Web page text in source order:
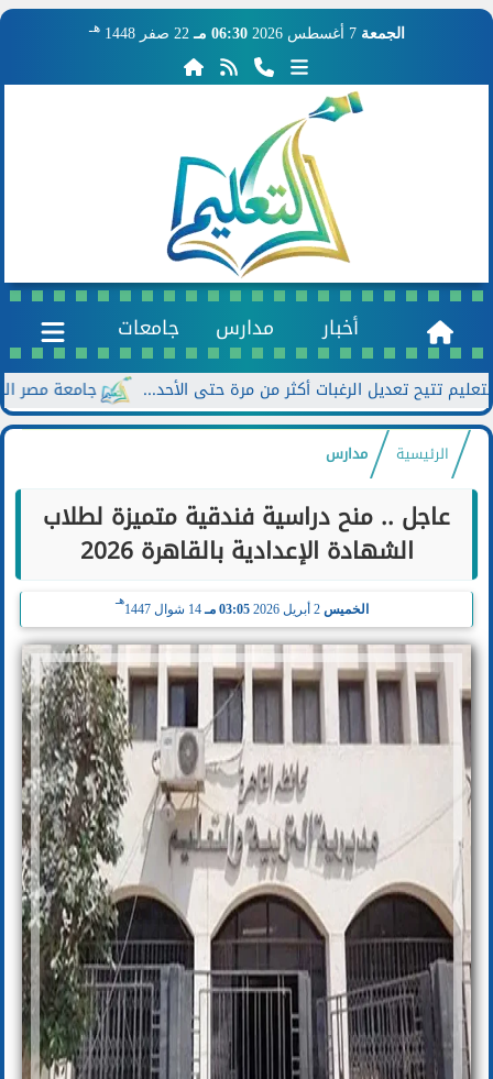
الجمعة 7 أغسطس 2026 06:30 مـ 22 صفر 1448 هـ
أخبار مدارس جامعات
جامعة مصر الجديدة تعلن
الرئيسية مدارس
عاجل .. منح دراسية فندقية متميزة لطلاب
الشهادة الإعدادية بالقاهرة 2026
الخميس 03:05 مـ 14 شوال 1447
هـ